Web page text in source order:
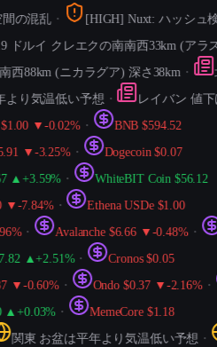
混乱・
[HIGH] Nuxt: ハッシュ検証
ルイ クレエクの南南西33km (アラス
88km (ニカラグア) 深さ38km・
北
気温低い予想・
レイバン 値下げ
▼-0.02%・
BNB $594.52
▼-3.25%・
Dogecoin $0.07
・
WhiteBIT Coin $56.12
・
Ethena USDe $1.00
・ Avalanche $6.66 ▼-0.48%・
▲+2.51%・
Cronos $0.05
0.60%・ Ondo $0.37 ▼-2.16%・
・
MemeCore $1.18
東 お盆は平年より気温低い予想・